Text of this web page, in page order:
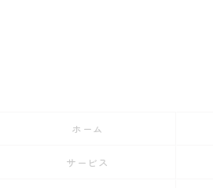
ホーム
サービス